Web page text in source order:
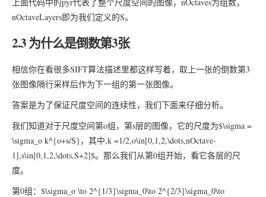
nOctaveLayers即为我们定义的S。
2.3 为什么是倒数第3张
相信你在看很多SIFT算法描述里都这样写着，取上一张的倒数第3
张图像隔行采样后作为下一组的第一张图像。
答案是为了保证尺度空间的连续性，我们下面来仔细分析。
我们知道对于尺度空间第o组，第s层的图像，它的尺度为$\sigma =
\sigma_o k^{o+s/S}，其中,k =1/2,o\in[0,1,2,\dots,nOctave-
1],s\in[0,1,2,\dots,S+2]$。那么我们从第0组开始，看它各层的尺
度。
第0组：$\sigma_o \to 2^{1/3}\sigma_0\to 2^{2/3}\sigma_0\to